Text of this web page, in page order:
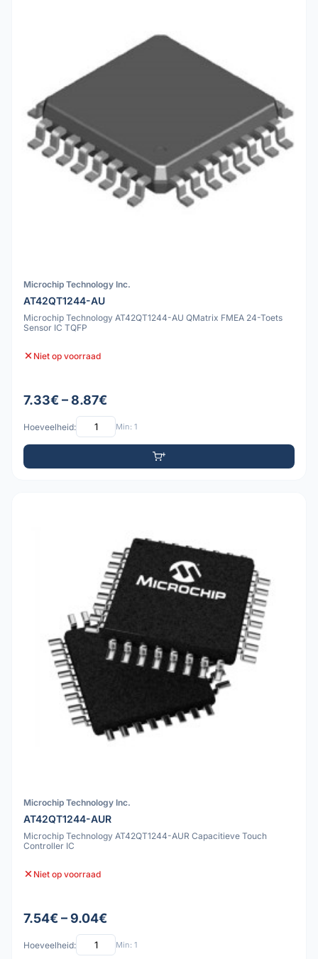
Microchip Technology Inc.
AT42QT1244-AU
Microchip Technology AT42QT1244-AU QMatrix FMEA 24-Toets
Sensor IC TQFP
Niet op voorraad
7.33€ – 8.87€
Hoeveelheid: Min: 1
Microchip Technology Inc.
AT42QT1244-AUR
Microchip Technology AT42QT1244-AUR Capacitieve Touch
Controller IC
Niet op voorraad
7.54€ – 9.04€
Hoeveelheid: Min: 1